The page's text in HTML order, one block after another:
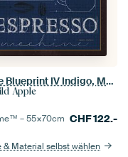
Kaffee Blueprint IV Indigo, Marco Fabiano
Apple
–55×70cm CHF122.-
& Material selbst wählen